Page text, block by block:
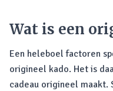
Wat is een
Een heleboel factoren
origineel kado. Het is
cadeau origineel maakt.